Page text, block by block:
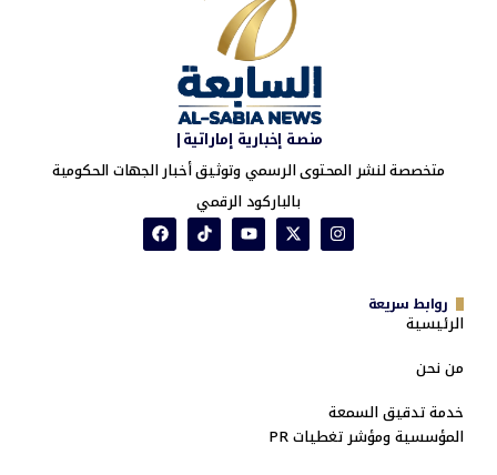
منصة إخبارية إماراتية|
متخصصة لنشر المحتوى الرسمي وتوثيق أخبار الجهات الحكومية
بالباركود الرقمي
روابط سريعة
الرئيسية
من نحن
خدمة تدقيق السمعة
المؤسسية ومؤشر تغطيات PR